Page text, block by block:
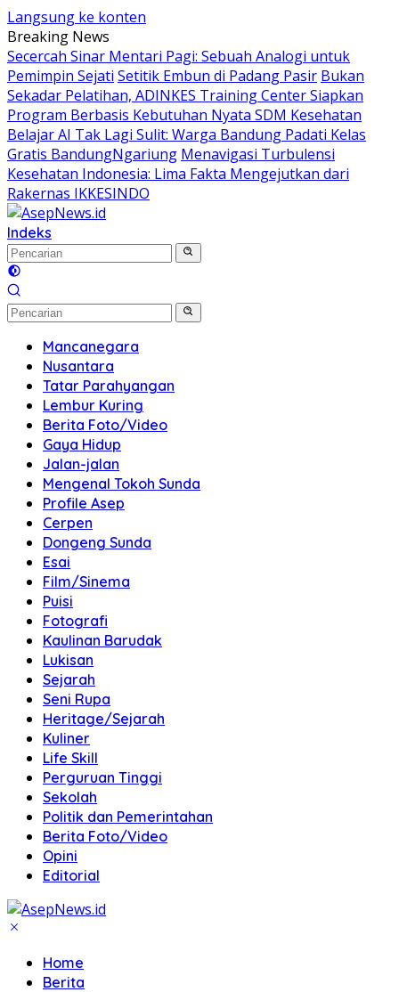
Langsung ke konten
Breaking News
Secercah Sinar Mentari Pagi: Sebuah Analogi untuk
Pemimpin Sejati Setitik Embun di Padang Pasir Bukan
Sekadar Pelatihan, ADINKES Training Center Siapkan
Program Berbasis Kebutuhan Nyata SDM Kesehatan
Belajar AI Tak Lagi Sulit: Warga Bandung Padati Kelas
Gratis BandungNgariung Menavigasi Turbulensi
Kesehatan Indonesia: Lima Fakta Mengejutkan dari
Rakernas IKKESINDO
Indeks
Mancanegara
Nusantara
Tatar Parahyangan
Lembur Kuring
Berita Foto/Video
Gaya Hidup
Jalan-jalan
Mengenal Tokoh Sunda
Profile Asep
Cerpen
Dongeng Sunda
Esai
Film/Sinema
Puisi
Fotografi
Kaulinan Barudak
Lukisan
Sejarah
Seni Rupa
Heritage/Sejarah
Kuliner
Life Skill
Perguruan Tinggi
Sekolah
Politik dan Pemerintahan
Berita Foto/Video
Opini
Editorial
Home
Berita